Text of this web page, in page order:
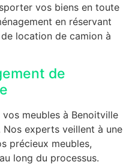
vos biens en toute
en réservant
location de camion à
de
meubles à Benoitville
experts veillent à une
précieux meubles,
long du processus.